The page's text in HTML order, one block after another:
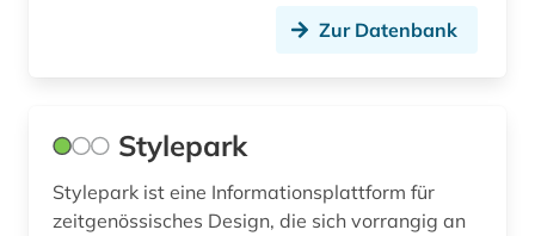
renaissance (1)
restaurierung (1)
Zur Datenbank
Stylepark
Stylepark ist eine Informationsplattform für
zeitgenössisches Design, die sich vorrangig an